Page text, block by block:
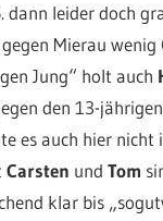
dann leider doch
Mierau wenig
Jung“ holt auch
den 13-
es auch hier nicht
Carsten undTom
klar bis